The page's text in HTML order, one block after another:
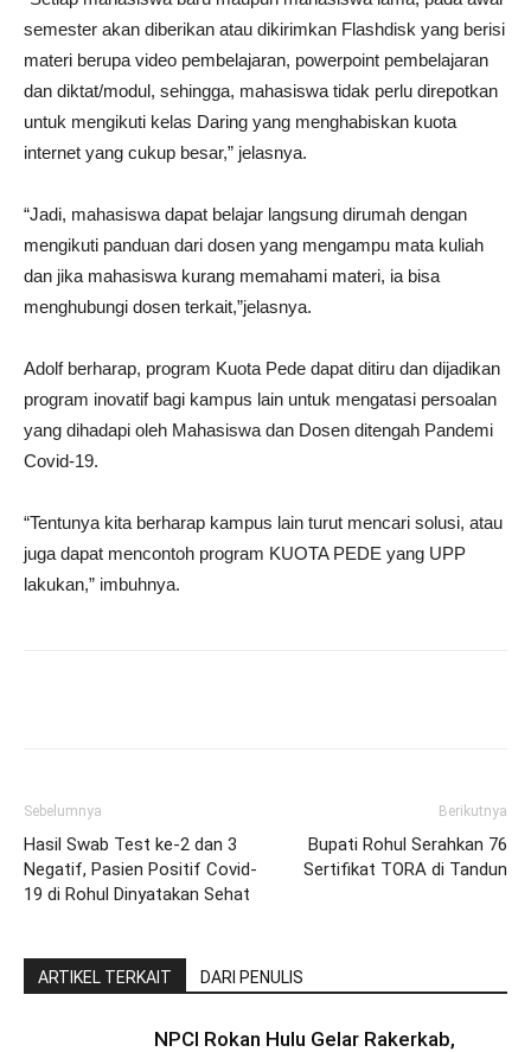
semester akan diberikan atau dikirimkan Flashdisk yang berisi
materi berupa video pembelajaran, powerpoint pembelajaran
dan diktat/modul, sehingga, mahasiswa tidak perlu direpotkan
untuk mengikuti kelas Daring yang menghabiskan kuota
internet yang cukup besar,” jelasnya.
“Jadi, mahasiswa dapat belajar langsung dirumah dengan
mengikuti panduan dari dosen yang mengampu mata kuliah
dan jika mahasiswa kurang memahami materi, ia bisa
menghubungi dosen terkait,”jelasnya.
Adolf berharap, program Kuota Pede dapat ditiru dan dijadikan
program inovatif bagi kampus lain untuk mengatasi persoalan
yang dihadapi oleh Mahasiswa dan Dosen ditengah Pandemi
Covid-19.
“Tentunya kita berharap kampus lain turut mencari solusi, atau
juga dapat mencontoh program KUOTA PEDE yang UPP
lakukan,” imbuhnya.
Sebelumnya
Hasil Swab Test ke-2 dan 3
Negatif, Pasien Positif Covid-
19 di Rohul Dinyatakan Sehat
Berikutnya
Bupati Rohul Serahkan 76
Sertifikat TORA di Tandun
ARTIKEL TERKAIT DARI PENULIS
NPCI Rokan Hulu Gelar Rakerkab,